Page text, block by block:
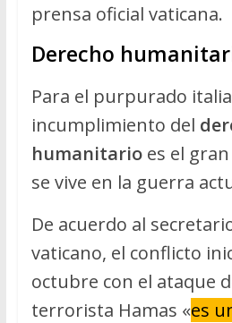
prensa oficial vaticana.
Derecho
Para el purpurado
incumplimiento del
humanitarioes el
se vive en la guerra
De acuerdo al
vaticano, el conflicto
octubre con el ataque
terrorista Hamas «es